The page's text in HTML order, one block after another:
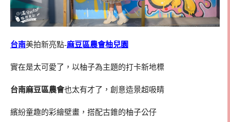
台南美拍新亮點-麻豆區農會柚兒園
實在是太可愛了，以柚子為主題的打卡新地標
台南麻豆區農會也太有才了，創意造景超吸睛
繽紛童趣的彩繪壁畫，搭配古錐的柚子公仔